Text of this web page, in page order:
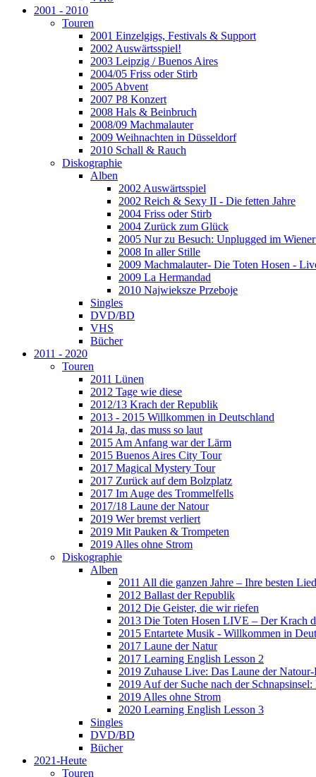
2001 - 2010
Touren
2001 Einzelgigs, Festivals & Support
2002 Auswärtsspiel!
2003 Leipzig / Buenos Aires
2004/05 Friss oder Stirb
2005 Abvent
2007 P8 Konzert
2008 Hals & Beinbruch
2008/09 Machmalauter
2009 Weihnachten in Düsseldorf
2010 Schall & Rauch
Diskographie
Alben
2002 Auswärtsspiel
2002 Reich & Sexy II - Die fetten Jahre
2004 Friss oder Stirb
2004 Zurück zum Glück
2005 Nur zu Besuch: Unplugged im
2008 In aller Stille
2009 Machmalauter- Die Toten Hosen -
2009 La Hermandad
2010 Najwieksze Przeboje
Singles
DVD/BD
VHS
Bücher
2011 - 2020
Touren
2011 Lünen
2012 Tage wie diese
2012/13 Krach der Republik
2013 - 2015 Willkommen in Deutschland
2014 Ja, das muss so laut
2015 Am Anfang war der Lärm
2015 Buenos Aires City Tour
2017 Magical Mystery Tour
2017 Zurück auf dem Bolzplatz
2017 Im Auge des Trommelfells
2017/18 Laune der Natour
2019 Wer bremst verliert
2019 Mit Pauken & Trompeten
2019 Alles ohne Strom
Diskographie
Alben
2011 All die ganzen Jahre – Ihre besten
2012 Ballast der Republik
2012 Die Geister, die wir riefen
2013 Die Toten Hosen LIVE – Der Krach
2015 Entartete Musik - Willkommen in
2017 Laune der Natur
2017 Learning English Lesson 2
2019 Zuhause Live: Das Laune der
2019 Auf der Suche nach der
2019 Alles ohne Strom
2020 Learning English Lesson 3
Singles
DVD/BD
Bücher
2021-Heute
Touren